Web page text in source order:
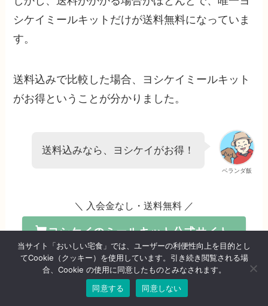
シケイミールキットだけが送料無料になっていま
す。
送料込みで比較した場合、ヨシケイミールキット
がお得ということが分かりました。
ベランダ飯
送料込みなら、ヨシケイがお得！
＼ 入会金なし・送料無料 ／
ヨシケイのミールキット公式サイト
安いミールキットはこちらの記事でも紹介してい
るので、あわせて参考ください。
当サイト「おいしい宅食」では、ユーザーの利便性向上を目的とし
てCookie（クッキー）を使用しています。引き続き閲覧される場
合、Cookie の使用に同意したものとみなされます。
同意する
同意しない